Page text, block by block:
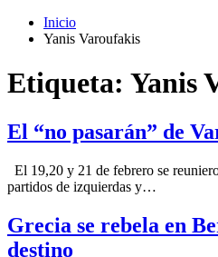
Inicio
Yanis Varoufakis
Etiqueta: Yanis
El “no pasarán” de
El 19,20 y 21 de febrero se
partidos de izquierdas y…
Grecia se rebela en
destino